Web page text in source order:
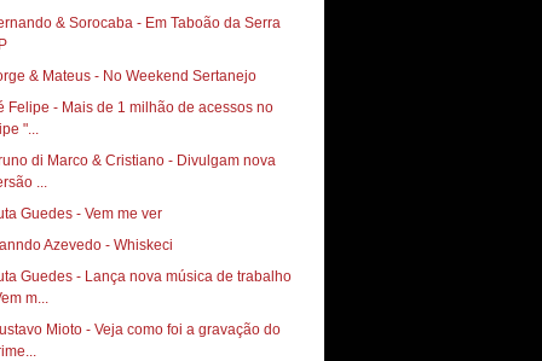
& Sorocaba - Em Taboão da Serra
& Mateus - No Weekend Sertanejo
Felipe - Mais de 1 milhão de acessos no
"...
di Marco & Cristiano - Divulgam nova
...
Guedes - Vem me ver
Azevedo - Whiskeci
Guedes - Lança nova música de trabalho
m...
Mioto‏ - Veja como foi a gravação do